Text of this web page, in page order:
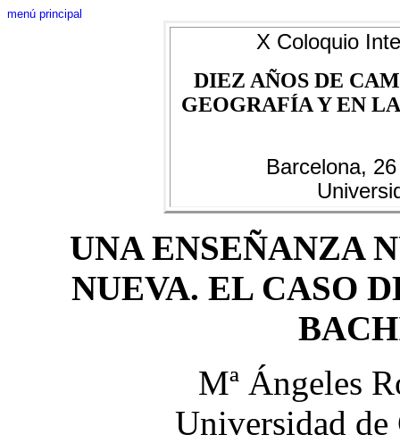
menú principal
X Coloquio
DIEZ AÑOS DE
GEOGRAFÍA Y EN
Barcelona,
UNA ENSEÑANZA
NUEVA. EL CASO
Mª Ángeles
Universidad de